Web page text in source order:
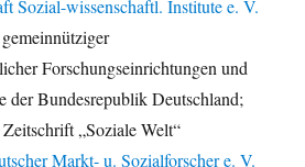
Sozial-wissenschaftl. Institute e. V.
Forschungseinrichtungen und
der Bundesrepublik Deutschland;
„Soziale Welt“
Markt- u. Sozialforscher e. V.